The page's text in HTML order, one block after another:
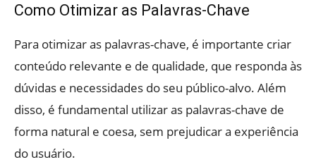
Como Otimizar as Palavras-Chave
Para otimizar as palavras-chave, é importante criar
conteúdo relevante e de qualidade, que responda às
dúvidas e necessidades do seu público-alvo. Além
disso, é fundamental utilizar as palavras-chave de
forma natural e coesa, sem prejudicar a experiência
do usuário.